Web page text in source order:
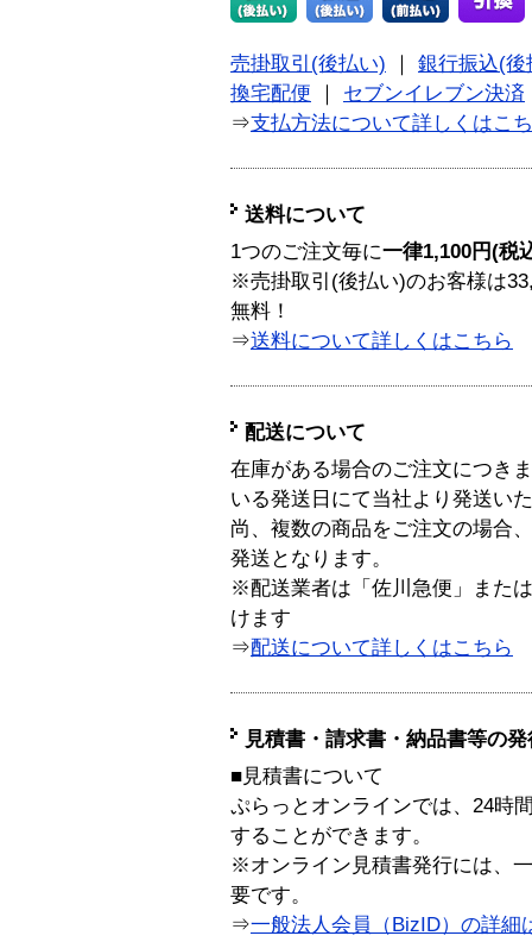
売掛取引(後払い)
銀行振込(後
換宅配便
セブンイレブン決済
⇒支払方法について詳しくはこ
送料について
1つのご注文毎に一律1,100円(税
※売掛取引(後払い)のお客様は
無料！
⇒送料について詳しくはこちら
配送について
在庫がある場合のご注文につき
いる発送日にて当社より発送い
尚、複数の商品をご注文の場合
発送となります。
※配送業者は「佐川急便」また
けます
⇒配送について詳しくはこちら
見積書・請求書・納品書等の
■見積書について
ぷらっとオンラインでは、24時
することができます。
※オンライン見積書発行には、
要です。
⇒一般法人会員（BizID）の詳細